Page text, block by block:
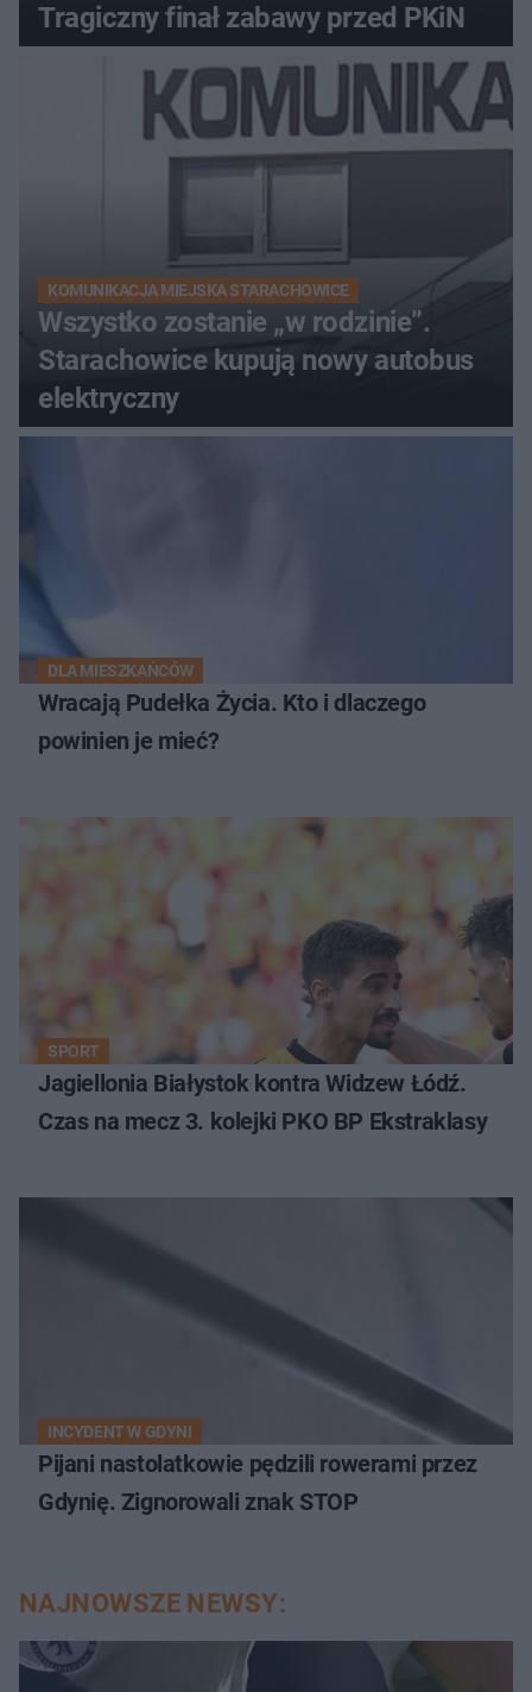
Tragiczny finał zabawy przed PKiN
KOMUNIKACJA MIEJSKA STARACHOWICE
Wszystko zostanie „w rodzinie”.
Starachowice kupują nowy autobus
elektryczny
DLA MIESZKAŃCÓW
Wracają Pudełka Życia. Kto i dlaczego
powinien je mieć?
SPORT
Jagiellonia Białystok kontra Widzew Łódź.
Czas na mecz 3. kolejki PKO BP Ekstraklasy
INCYDENT W GDYNI
Pijani nastolatkowie pędzili rowerami przez
Gdynię. Zignorowali znak STOP
NAJNOWSZE NEWSY: